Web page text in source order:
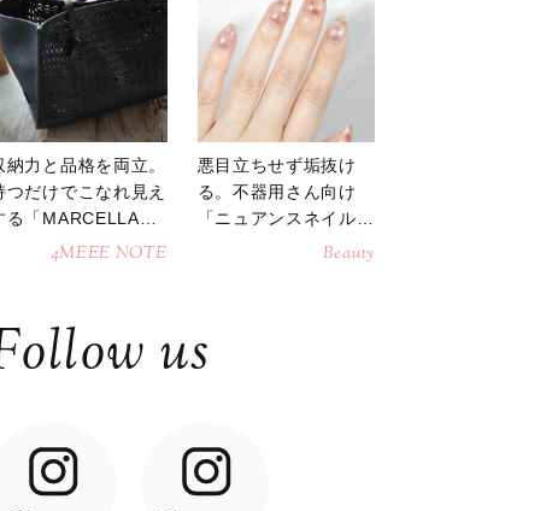
納力と品格を両立。
つだけでこなれ見え
る「MARCELLAト
ートバッグ」4MEEE NOTE
悪目立ちせず垢抜け
る。不器用さん向け
「ニュアンスネイル」
Beauty
us